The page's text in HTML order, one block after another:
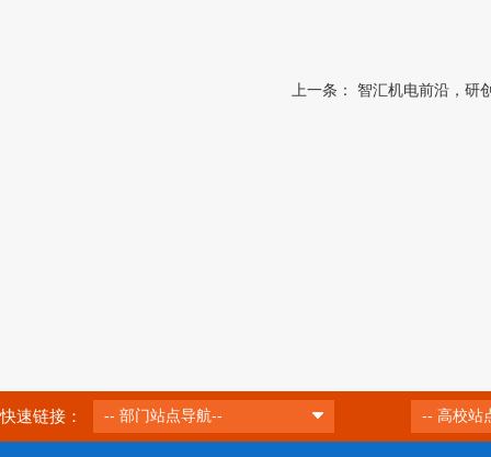
上一条： 智汇机电前沿，研
快速链接： -- 部门站点导航-- -- 高校站